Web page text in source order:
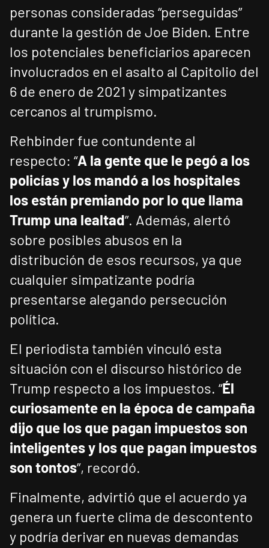
personas consideradas “perseguidas”
durante la gestión de Joe Biden. Entre
los potenciales beneficiarios aparecen
involucrados en el asalto al Capitolio del
6 de enero de 2021 y simpatizantes
cercanos al trumpismo.
Rehbinder fue contundente al
respecto: “A la gente que le pegó a los
policías y los mandó a los hospitales
los están premiando por lo que llama
Trump una lealtad”. Además, alertó
sobre posibles abusos en la
distribución de esos recursos, ya que
cualquier simpatizante podría
presentarse alegando persecución
política.
El periodista también vinculó esta
situación con el discurso histórico de
Trump respecto a los impuestos. “Él
curiosamente en la época de campaña
dijo que los que pagan impuestos son
inteligentes y los que pagan impuestos
son tontos”, recordó.
Finalmente, advirtió que el acuerdo ya
genera un fuerte clima de descontento
y podría derivar en nuevas demandas